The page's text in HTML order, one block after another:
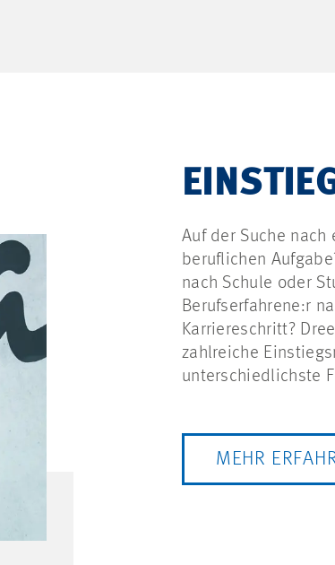
Auf der Suche nach
beruflichen
nach Schule oder
Berufserfahrene:r
Karriereschritt?
zahlreiche
unterschiedlichste
MEHR